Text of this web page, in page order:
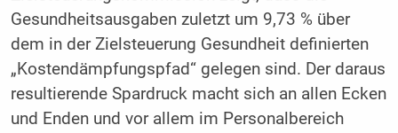
Gesundheitsausgaben zuletzt um 9,73 % über
dem in der Zielsteuerung Gesundheit definierten
„Kostendämpfungspfad“ gelegen sind. Der daraus
resultierende Spardruck macht sich an allen Ecken
und Enden und vor allem im Personalbereich